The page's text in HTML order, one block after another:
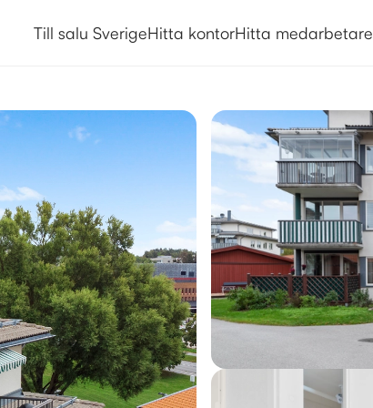
Till salu SverigeHitta kontorHitta medarbetare